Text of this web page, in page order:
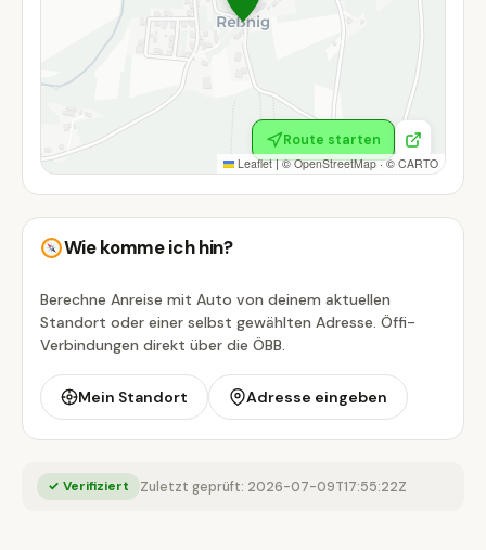
Leaflet |©OpenStreetMap· © CARTO
Route starten
Wie komme ich hin?
Berechne Anreise mit Auto von deinem aktuellen
Standort oder einer selbst gewählten Adresse. Öffi-
Verbindungen direkt über die ÖBB.
Mein Standort Adresse eingeben
✓ Verifiziert Zuletzt geprüft: 2026-07-09T17:55:22Z